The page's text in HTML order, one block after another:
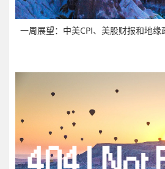
一周展望：中美CPI、美股财报和地缘